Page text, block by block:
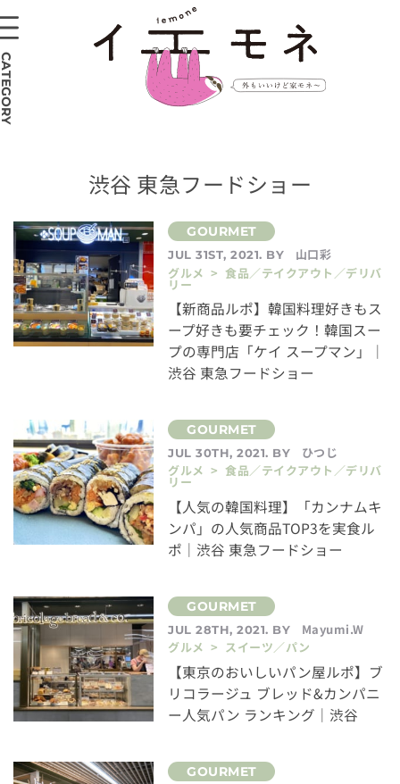
渋谷 東急フードショー
JUL 31ST, 2021. BY
山口彩
グルメ > 食品／テイクアウト／デリバ
リー
【新商品ルポ】韓国料理好きもス
ープ好きも要チェック！韓国スー
プの専門店「ケイ スープマン」｜
渋谷 東急フードショー
JUL 30TH, 2021. BY
ひつじ
グルメ > 食品／テイクアウト／デリバ
リー
【人気の韓国料理】「カンナムキ
ンパ」の人気商品TOP3を実食ル
ポ｜渋谷 東急フードショー
JUL 28TH, 2021. BY
Mayumi.W
グルメ > スイーツ／パン
【東京のおいしいパン屋ルポ】ブ
リコラージュ ブレッド&カンパニ
ー人気パン ランキング｜渋谷